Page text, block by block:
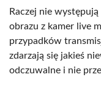
Raczej nie
obrazu z kamer live
przypadków
zdarzają się jakieś
odczuwalne i nie